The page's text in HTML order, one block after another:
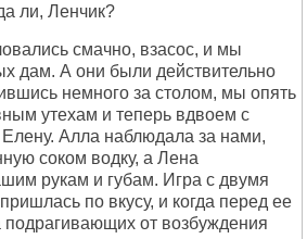
ли, Ленчик?
смачно, взасос, и мы
дам. А они были действительно
немного за столом, мы опять
утехам и теперь вдвоем с
Алла наблюдала за нами,
соком водку, а Лена
рукам и губам. Игра с двумя
по вкусу, и когда перед ее
подрагивающих от возбуждения